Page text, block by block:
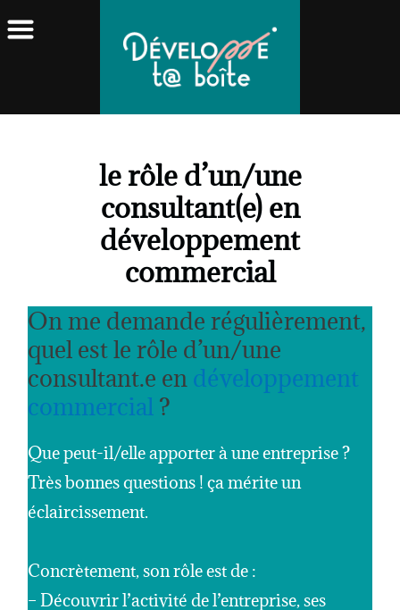
le rôle d’un/une
consultant(e) en
développement
commercial
On me demande régulièrement,
quel est le rôle d’un/une
consultant.e en développement
commercial ?
Que peut-il/elle apporter à une entreprise ?
Très bonnes questions ! ça mérite un
éclaircissement.
Concrètement, son rôle est de :
– Découvrir l’activité de l’entreprise, ses